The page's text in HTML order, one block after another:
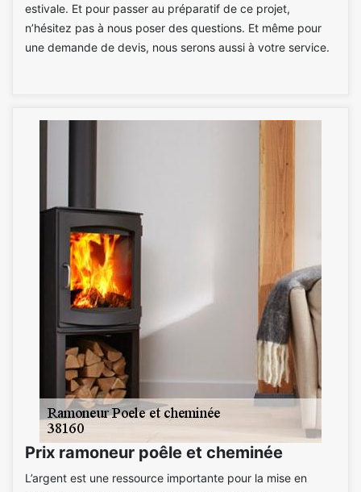
estivale. Et pour passer au préparatif de ce projet,
n’hésitez pas à nous poser des questions. Et même pour
une demande de devis, nous serons aussi à votre service.
Prix ramoneur poêle et cheminée
L’argent est une ressource importante pour la mise en